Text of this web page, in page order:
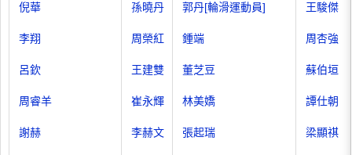
倪華
李翔
呂欽
周睿羊
謝赫
孫曉丹
周榮紅
王建雙
崔永輝
李赫文
郭丹[輪滑運動員]
鍾端
董芝豆
林美嬌
張起瑞
王駿傑
周杏強
蘇伯垣
譚仕朝
梁顯祺